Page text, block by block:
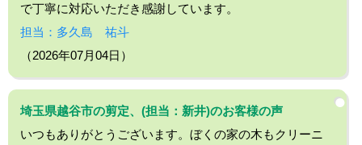
で丁寧に対応いただき感謝しています。
担当：多久島 祐斗
（2026年07月04日）
埼玉県越谷市の剪定、(担当：新井)のお客様の声
いつもありがとうございます。ぼくの家の木もクリーニ